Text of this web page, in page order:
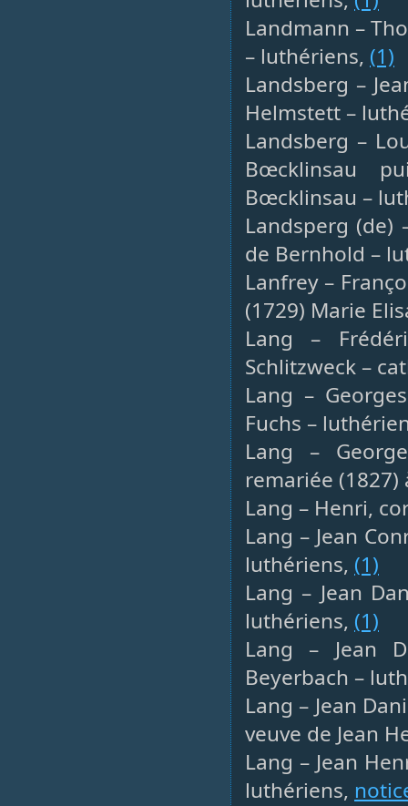
Landmann –
– luthériens, (1)
Landsberg –
Helmstett –
Landsberg –
Bœcklinsau
Bœcklinsau –
Landsperg (de)
de Bernhold –
Lanfrey –
(1729) Marie
Lang –
Schlitzweck –
Lang –
Fuchs –
Lang –
remariée
Lang – Henri,
Lang – Jean
luthériens, (1)
Lang – Jean
luthériens, (1)
Lang – Jean
Beyerbach –
Lang – Jean
veuve de Jean
Lang – Jean
luthériens,